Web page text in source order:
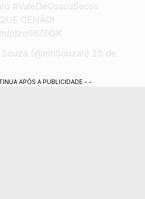
#ValeDeOssosSecos
CENÃO!
pjzq66Z0GK
(@mhSouzah) 25 de
APÓS A PUBLICIDADE - -